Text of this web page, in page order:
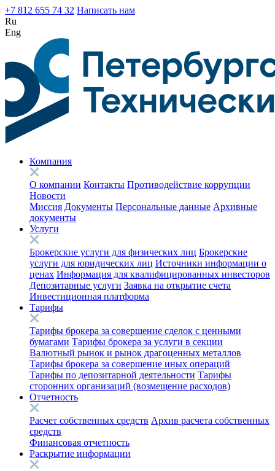
+7 812 655 74 32 Написать нам
Ru
Eng
Компания
О компании Контакты Противодействие коррупции
Новости
Миссия Документы Персональные данные Архивные
документы
Услуги
Брокерские услуги для физических лиц Брокерские
услуги для юридических лиц Источники информации о
ценах Информация для квалифицированных инвесторов
Депозитарные услуги Заявка на открытие счета
Инвестиционная платформа
Тарифы
Тарифы брокера за совершение сделок с ценными
бумагами Тарифы брокера за услуги в секции
Валютный рынок и рынок драгоценных металлов
Тарифы брокера за совершение иных операций
Тарифы по депозитарной деятельности Тарифы
сторонних организаций (возмещение расходов)
Отчетность
Расчет собственных средств Архив расчета собственных
средств
Финансовая отчетность
Раскрытие информации